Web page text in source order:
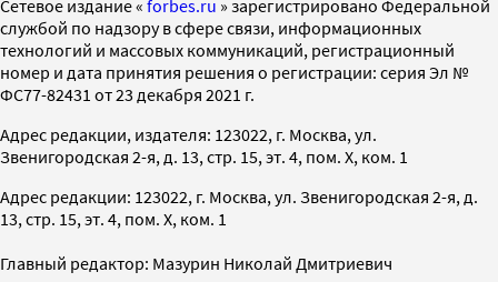
Cетевое издание « forbes.ru » зарегистрировано Федеральной
службой по надзору в сфере связи, информационных
технологий и массовых коммуникаций, регистрационный
номер и дата принятия решения о регистрации: серия Эл №
ФС77-82431 от 23 декабря 2021 г.
Адрес редакции, издателя: 123022, г. Москва, ул.
Звенигородская 2-я, д. 13, стр. 15, эт. 4, пом. X, ком. 1
Адрес редакции: 123022, г. Москва, ул. Звенигородская 2-я, д.
13, стр. 15, эт. 4, пом. X, ком. 1
Главный редактор: Мазурин Николай Дмитриевич